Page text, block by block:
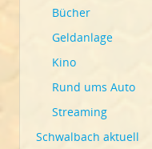
Bücher
Geldanlage
Kino
Rund ums Auto
Streaming
Schwalbach aktuell